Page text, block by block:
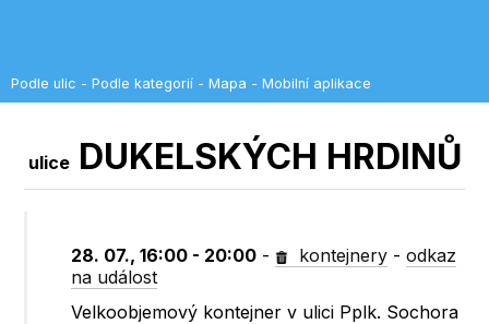
Podle ulic - Podle kategorií - Mapa - Mobilní aplikace
uliceDUKELSKÝCH HRDINŮ
28. 07., 16:00 - 20:00 - kontejnery -odkaz
na událost
Velkoobjemový kontejner v ulici Pplk. Sochora